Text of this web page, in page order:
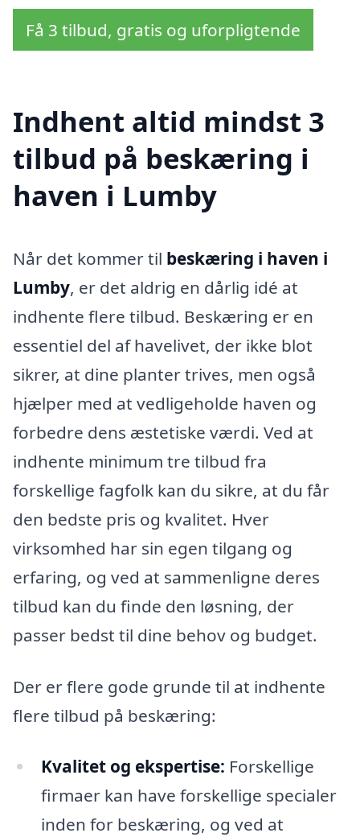
Få 3 tilbud, gratis og uforpligtende
Indhent altid mindst 3
tilbud på beskæring i
haven i Lumby
Når det kommer til beskæring i haven i
Lumby, er det aldrig en dårlig idé at
indhente flere tilbud. Beskæring er en
essentiel del af havelivet, der ikke blot
sikrer, at dine planter trives, men også
hjælper med at vedligeholde haven og
forbedre dens æstetiske værdi. Ved at
indhente minimum tre tilbud fra
forskellige fagfolk kan du sikre, at du får
den bedste pris og kvalitet. Hver
virksomhed har sin egen tilgang og
erfaring, og ved at sammenligne deres
tilbud kan du finde den løsning, der
passer bedst til dine behov og budget.
Der er flere gode grunde til at indhente
flere tilbud på beskæring:
Kvalitet og ekspertise: Forskellige
firmaer kan have forskellige specialer
inden for beskæring, og ved at